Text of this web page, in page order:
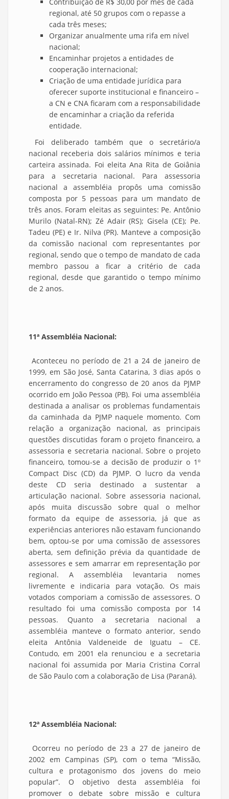
regional, até 50 grupos com o repasse a
cada três meses;
Organizar anualmente uma rifa em nível
nacional;
Encaminhar projetos a entidades de
cooperação internacional;
Criação de uma entidade jurídica para
oferecer suporte institucional e financeiro –
a CN e CNA ficaram com a responsabilidade
de encaminhar a criação da referida
entidade.
Foi deliberado também que o secretário/a
nacional receberia dois salários mínimos e teria
carteira assinada. Foi eleita Ana Rita de Goiânia
para a secretaria nacional. Para assessoria
nacional a assembléia propôs uma comissão
composta por 5 pessoas para um mandato de
três anos. Foram eleitas as seguintes: Pe. Antônio
Murilo (Natal-RN); Zé Adair (RS); Gisela (CE); Pe.
Tadeu (PE) e Ir. Nilva (PR). Manteve a composição
da comissão nacional com representantes por
regional, sendo que o tempo de mandato de cada
membro passou a ficar a critério de cada
regional, desde que garantido o tempo mínimo
de 2 anos.
11ª Assembléia Nacional:
Aconteceu no período de 21 a 24 de janeiro de
1999, em São José, Santa Catarina, 3 dias após o
encerramento do congresso de 20 anos da PJMP
ocorrido em João Pessoa (PB). Foi uma assembléia
destinada a analisar os problemas fundamentais
da caminhada da PJMP naquele momento. Com
relação a organização nacional, as principais
questões discutidas foram o projeto financeiro, a
assessoria e secretaria nacional. Sobre o projeto
financeiro, tomou-se a decisão de produzir o 1º
Compact Disc (CD) da PJMP. O lucro da venda
deste CD seria destinado a sustentar a
articulação nacional. Sobre assessoria nacional,
após muita discussão sobre qual o melhor
formato da equipe de assessoria, já que as
experiências anteriores não estavam funcionando
bem, optou-se por uma comissão de assessores
aberta, sem definição prévia da quantidade de
assessores e sem amarrar em representação por
regional. A assembléia levantaria nomes
livremente e indicaria para votação. Os mais
votados comporiam a comissão de assessores. O
resultado foi uma comissão composta por 14
pessoas. Quanto a secretaria nacional a
assembléia manteve o formato anterior, sendo
eleita Antônia Valdeneide de Iguatu – CE.
Contudo, em 2001 ela renunciou e a secretaria
nacional foi assumida por Maria Cristina Corral
de São Paulo com a colaboração de Lisa (Paraná).
12ª Assembléia Nacional:
Ocorreu no período de 23 a 27 de janeiro de
2002 em Campinas (SP), com o tema “Missão,
cultura e protagonismo dos jovens do meio
popular”. O objetivo desta assembléia foi
promover o debate sobre missão e cultura